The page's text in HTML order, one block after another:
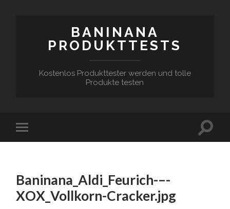
BANINANA
PRODUKTTESTS
Kostenlos Produkttester werden und tolle
Produkte testen
Baninana_Aldi_Feurich-–-
XOX_Vollkorn-Cracker.jpg